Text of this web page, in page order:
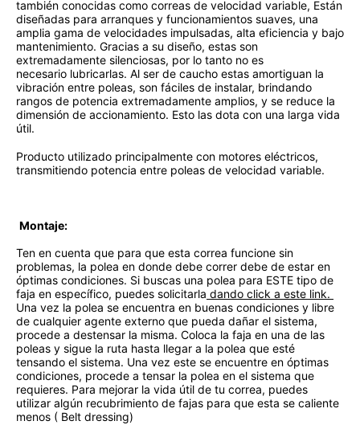
también conocidas como correas de velocidad variable, Están
diseñadas para arranques y funcionamientos suaves, una
amplia gama de velocidades impulsadas, alta eficiencia y bajo
mantenimiento. Gracias a su diseño, estas son
extremadamente silenciosas, por lo tanto no es
necesario lubricarlas. Al ser de caucho estas amortiguan la
vibración entre poleas, son fáciles de instalar, brindando
rangos de potencia extremadamente amplios, y se reduce la
dimensión de accionamiento. Esto las dota con una larga vida
útil.
Producto utilizado principalmente con motores eléctricos,
transmitiendo potencia entre poleas de velocidad variable.
Montaje:
Ten en cuenta que para que esta correa funcione sin
problemas, la polea en donde debe correr debe de estar en
óptimas condiciones. Si buscas una polea para ESTE tipo de
faja en específico, puedes solicitarla dando click a este link.
Una vez la polea se encuentra en buenas condiciones y libre
de cualquier agente externo que pueda dañar el sistema,
procede a destensar la misma. Coloca la faja en una de las
poleas y sigue la ruta hasta llegar a la polea que esté
tensando el sistema. Una vez este se encuentre en óptimas
condiciones, procede a tensar la polea en el sistema que
requieres. Para mejorar la vida útil de tu correa, puedes
utilizar algún recubrimiento de fajas para que esta se caliente
menos ( Belt dressing)